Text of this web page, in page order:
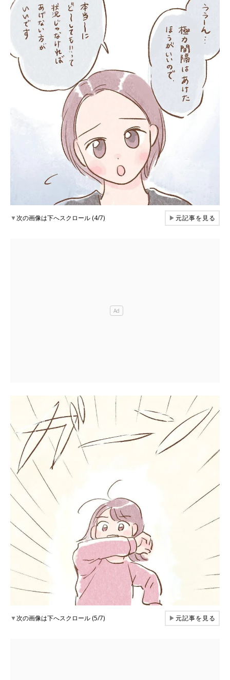
▼次の画像は下へスクロール (4/7) ▶元記事を見る
▼次の画像は下へスクロール (5/7) ▶元記事を見る